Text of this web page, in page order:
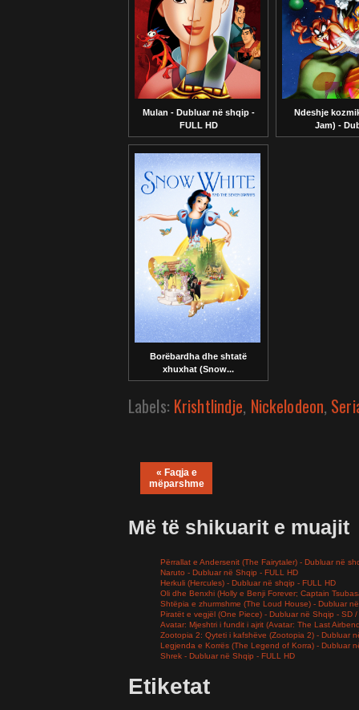
Mulan - Dubluar në shqip -
FULL HD
Ndeshje
Jam) -
Borëbardha dhe shtatë
xhuxhat (Snow...
Labels: Krishtlindje, Nickelodeon,
« Faqja e
mëparshme
Më të shikuarit e muajit
Përrallat e Andersenit (The Fairytaler) - Dubluar në
Naruto - Dubluar në Shqip - FULL HD
Herkuli (Hercules) - Dubluar në shqip - FULL HD
Oli dhe Benxhi (Holly e Benji Forever; Captain
Shtëpia e zhurmshme (The Loud House) - Dubluar
Piratët e vegjël (One Piece) - Dubluar në Shqip - SD /
Avatar: Mjeshtri i fundit i ajrit (Avatar: The Last
Zootopia 2: Qyteti i kafshëve (Zootopia 2) - Dubluar
Legjenda e Korrës (The Legend of Korra) - Dubluar
Shrek - Dubluar në Shqip - FULL HD
Etiketat